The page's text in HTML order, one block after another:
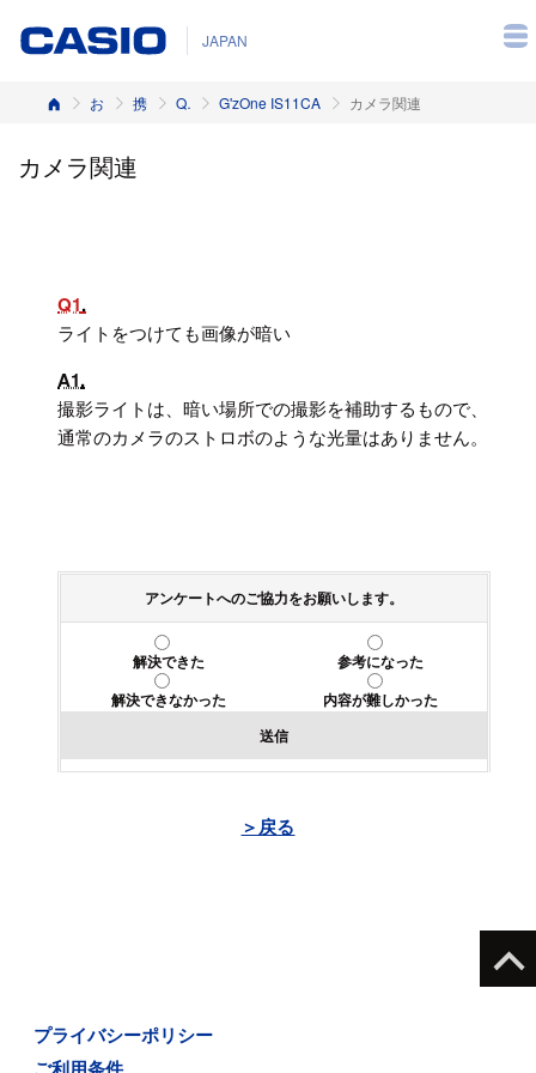
JAPAN
ホーム お客様サポート 携帯電話 Q&A（よくある質問と答え） G'zOne IS11CA カメラ関連
カメラ関連
Q1
ライトをつけても画像が暗い
A1
撮影ライトは、暗い場所での撮影を補助するもので、
通常のカメラのストロボのような光量はありません。
アンケートへのご協力をお願いします。
解決できた
参考になった
解決できなかった
内容が難しかった
送信
＞戻る
プライバシーポリシー